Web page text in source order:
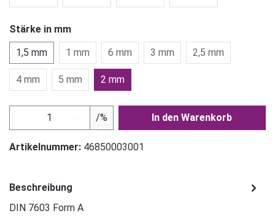
Stärke in mm
1,5 mm
1 mm 6 mm 3 mm 2,5 mm
4 mm 5 mm 2 mm
Produkt Anzahl: Gib den gewünschten Wert
/% In den Warenkorb
Artikelnummer: 46850003001
Beschreibung
DIN 7603 Form A